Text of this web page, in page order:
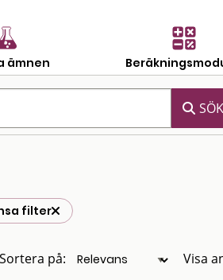
ämnen
filter
Sortera på: Visa